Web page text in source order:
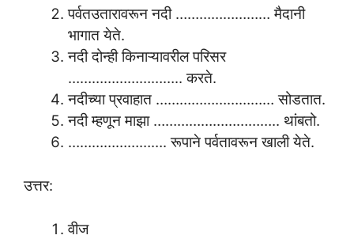
पर्वतउतारावरून नदी …………………… मैदानी
भागात येते.
नदी दोन्ही किनाऱ्यावरील परिसर
……………………….. करते.
नदीच्या प्रवाहात ………………………… सोडतात.
नदी म्हणून माझा ………………………….. थांबतो.
……………………. रूपाने पर्वतावरून खाली येते.
उत्तर:
वीज